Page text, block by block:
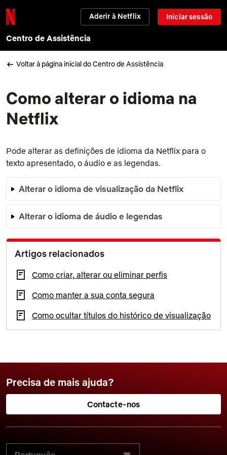
Aderir à Netflix Iniciar sessão
Centro de Assistência
Voltar à página inicial do Centro de Assistência
Como alterar o idioma na
Netflix
Pode alterar as definições de idioma da Netflix para o
texto apresentado, o áudio e as legendas.
Alterar o idioma de visualização da Netflix
Alterar o idioma de áudio e legendas
Artigos relacionados
Como criar, alterar ou eliminar perfis
Como manter a sua conta segura
Como ocultar títulos do histórico de visualização
Precisa de mais ajuda?
Contacte-nos
SELECIONE O SEU IDIOMA PREFERIDO: